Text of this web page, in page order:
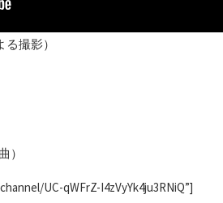
撮影）
）
UC-qWFrZ-I4zVyYk4ju3RNiQ”]